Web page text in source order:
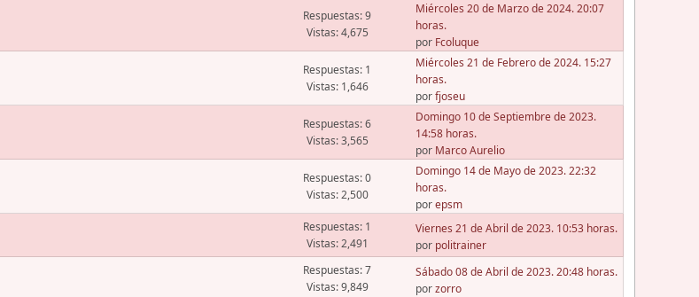
Respuestas: 9
Vistas: 4,675
Miércoles 20 de Marzo de 2024. 20:07
horas.
por Fcoluque
Respuestas: 1
Vistas: 1,646
Miércoles 21 de Febrero de 2024. 15:27
horas.
porfjoseu
Respuestas: 6
Vistas: 3,565
Domingo 10 de Septiembre de 2023.
14:58 horas.
por Marco Aurelio
Respuestas: 0
Vistas: 2,500
Domingo 14 de Mayo de 2023. 22:32
horas.
porepsm
Respuestas: 1
Vistas: 2,491
Viernes 21 de Abril de 2023. 10:53 horas.
por politrainer
Respuestas: 7
Vistas: 9,849
Sábado 08 de Abril de 2023. 20:48 horas.
porzorro